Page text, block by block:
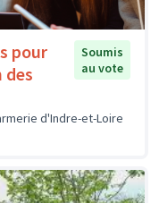
pour
des
Soumis
au vote
d'Indre-et-Loire